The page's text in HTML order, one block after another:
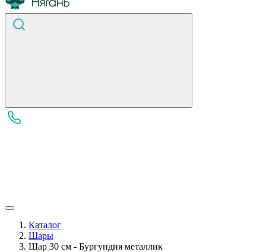
Каталог
Шары
Шар 30 см - Бургундия металлик